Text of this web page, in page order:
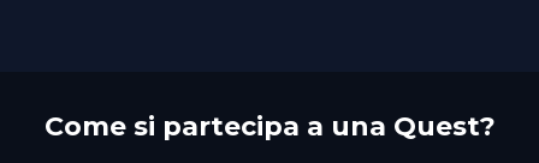
Come si partecipa a una Quest?